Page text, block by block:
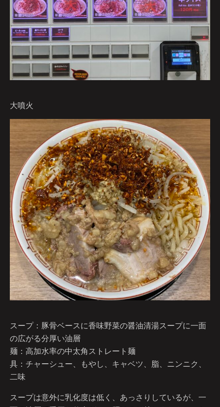
大噴火
スープ：豚骨ベースに香味野菜の醤油清湯スープに一面
の広がる分厚い油層
麺：高加水率の中太角ストレート麺
具：チャーシュー、もやし、キャベツ、脂、ニンニク、
二味
スープは意外に乳化度は低く、あっさりしているが、一